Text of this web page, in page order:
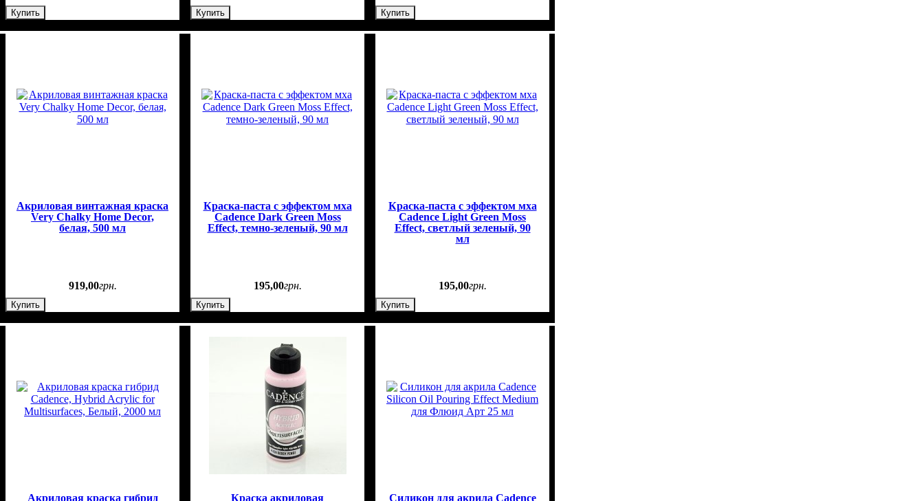
Купить Купить Купить
Акриловая винтажная краска
Very Chalky Home Decor,
белая, 500 мл
919,00грн.
Купить
Краска-паста с эффектом мха
Cadence Dark Green Moss
Effect, темно-зеленый, 90 мл
195,00грн.
Купить
Краска-паста с эффектом мха
Cadence Light Green Moss
Effect, светлый зеленый, 90
мл
195,00грн.
Купить
Акриловая краска гибрид Краска акриловая Силикон для акрила Cadence